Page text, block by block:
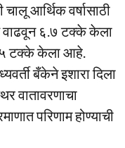
आर्थिक वर्षासाठी
वाढवून ६.७ टक्के केला
टक्के केला आहे.
बँकेने इशारा दिला
वातावरणाचा
परिणाम होण्याची